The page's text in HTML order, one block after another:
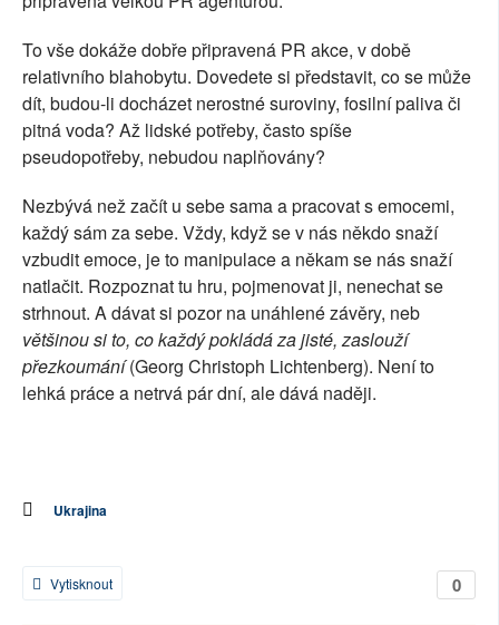
To vše dokáže dobře připravená PR akce, v době
relativního blahobytu. Dovedete si představit, co se může
dít, budou-li docházet nerostné suroviny, fosilní paliva či
pitná voda? Až lidské potřeby, často spíše
pseudopotřeby, nebudou naplňovány?
Nezbývá než začít u sebe sama a pracovat s emocemi,
každý sám za sebe. Vždy, když se v nás někdo snaží
vzbudit emoce, je to manipulace a někam se nás snaží
natlačit. Rozpoznat tu hru, pojmenovat ji, nenechat se
strhnout. A dávat si pozor na unáhlené závěry, neb
většinou si to, co každý pokládá za jisté, zaslouží
přezkoumání(Georg Christoph Lichtenberg). Není to
lehká práce a netrvá pár dní, ale dává naději.
Ukrajina
0
Vytisknout